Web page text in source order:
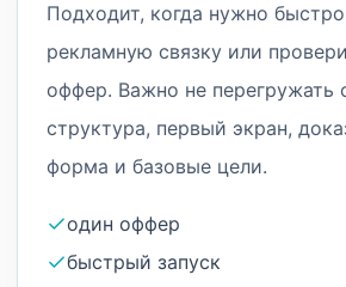
Подходит, когда нужно быстро
рекламную связку или
оффер. Важно не перегружать
структура, первый экран,
форма и базовые цели.
один оффер
быстрый запуск